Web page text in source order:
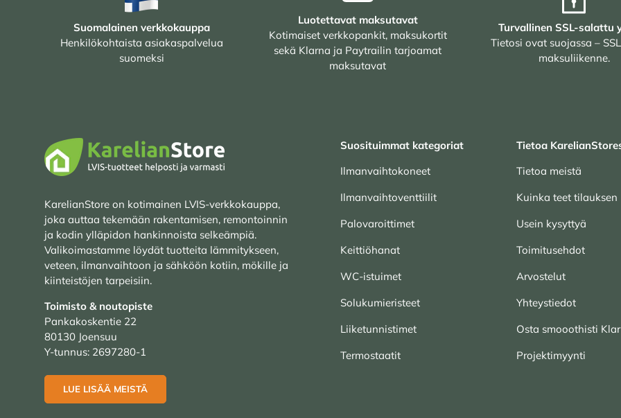
Suomalainen verkkokauppa
Henkilökohtaista asiakaspalvelua
suomeksi
Luotettavat maksutavat
Kotimaiset verkkopankit, maksukortit
sekä Klarna ja Paytrailin tarjoamat
maksutavat
Turvallinen SSL-salattu
Tietosi ovat suojassa –
maksuliikenne.
KarelianStore on kotimainen LVIS-verkkokauppa,
joka auttaa tekemään rakentamisen, remontoinnin
ja kodin ylläpidon hankinnoista selkeämpiä.
Valikoimastamme löydät tuotteita lämmitykseen,
veteen, ilmanvaihtoon ja sähköön kotiin, mökille ja
kiinteistöjen tarpeisiin.
Toimisto & noutopiste
Pankakoskentie 22
80130 Joensuu
Y-tunnus: 2697280-1
LUE LISÄÄ MEISTÄ
Suosituimmat kategoriat
Ilmanvaihtokoneet
Ilmanvaihtoventtiilit
Palovaroittimet
Keittiöhanat
WC-istuimet
Solukumieristeet
Liiketunnistimet
Termostaatit
Tietoa
Tietoa meistä
Kuinka teet tilauksen
Usein kysyttyä
Toimitusehdot
Arvostelut
Yhteystiedot
Osta smooothisti
Projektimyynti